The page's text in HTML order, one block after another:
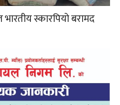
स्कारपियो बरामद